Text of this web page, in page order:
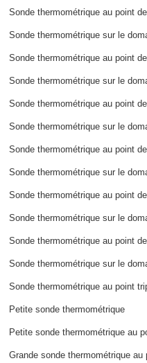
Sonde thermométrique au point
Sonde thermométrique sur le
Sonde thermométrique au point
Sonde thermométrique sur le
Sonde thermométrique au point
Sonde thermométrique sur le
Sonde thermométrique au point
Sonde thermométrique sur le
Sonde thermométrique au point
Sonde thermométrique sur le
Sonde thermométrique au point
Sonde thermométrique sur le
Sonde thermométrique au point
Petite sonde thermométrique
Petite sonde thermométrique au
Grande sonde thermométrique